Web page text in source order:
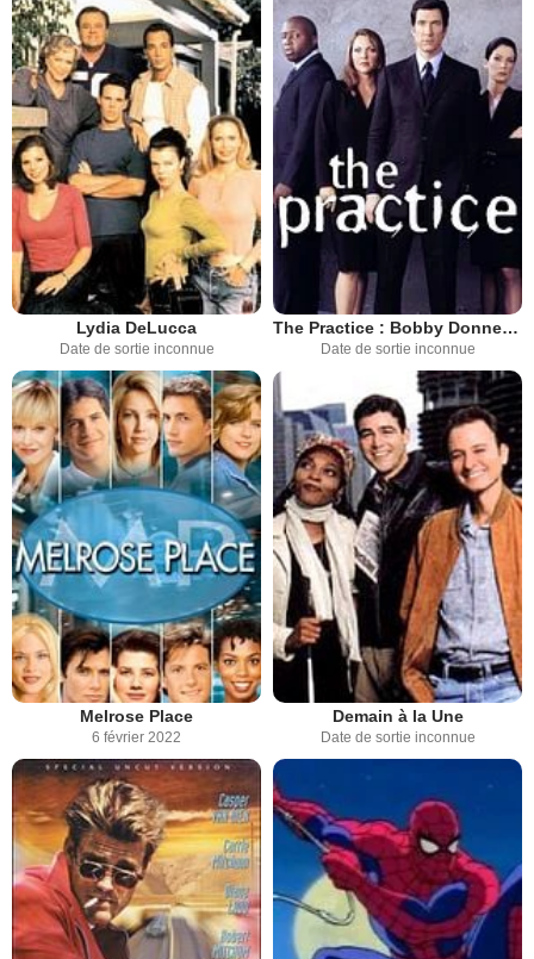
Lydia DeLucca
Date de sortie inconnue
The Practice : Bobby Donnell & associés
Date de sortie inconnue
Melrose Place
6 février 2022
Demain à la Une
Date de sortie inconnue